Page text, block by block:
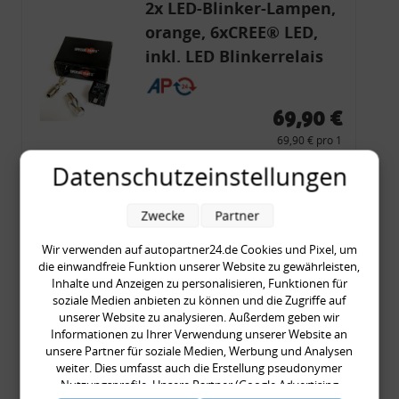
2x LED-Blinker-Lampen,
orange, 6xCREE® LED,
inkl. LED Blinkerrelais
CF 14
69,90 €
69,90 € pro 1
Merkzettel
Zum Artikel
Rückleuchtenband mit
Blinker, rot, US-Ecken,
Audi 80 Cabrio, Typ 89,
OE-Nr.: 8G0945225 +
8G0945225C
Datenschutzeinstellungen
Wir verwenden auf autopartner24.de Cookies und Pixel, um
die einwandfreie Funktion unserer Website zu gewährleisten,
Inhalte und Anzeigen zu personalisieren, Funktionen für
soziale Medien anbieten zu können und die Zugriffe auf
unserer Website zu analysieren. Außerdem geben wir
Informationen zu Ihrer Verwendung unserer Website an
unsere Partner für soziale Medien, Werbung und Analysen
weiter. Dies umfasst auch die Erstellung pseudonymer
Nutzungsprofile. Unsere Partner (Google Advertising
Zwecke Partner